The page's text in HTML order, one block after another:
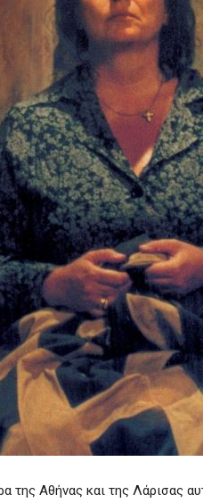
της Αθήνας και της Λάρισας